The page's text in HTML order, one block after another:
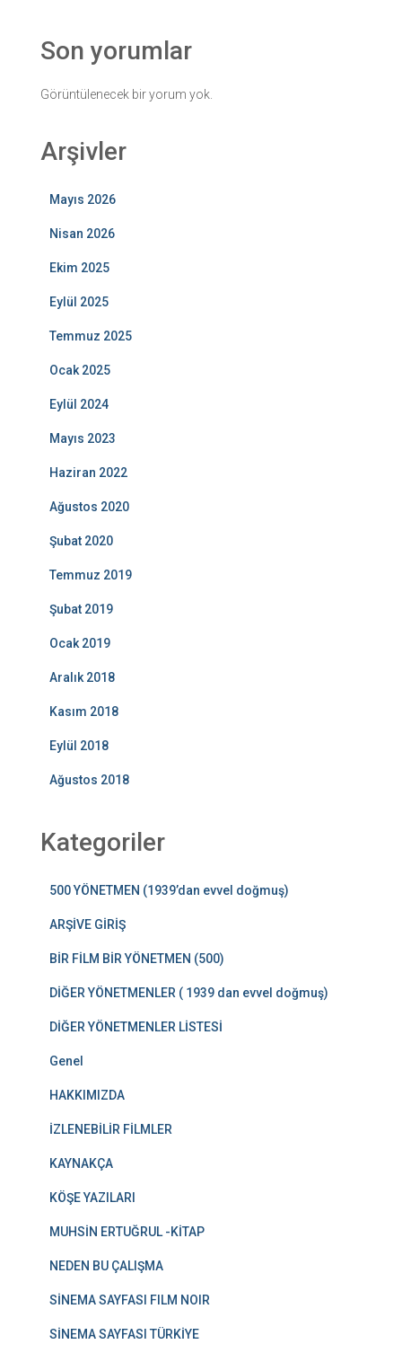
Son yorumlar
Görüntülenecek bir yorum yok.
Arşivler
Mayıs 2026
Nisan 2026
Ekim 2025
Eylül 2025
Temmuz 2025
Ocak 2025
Eylül 2024
Mayıs 2023
Haziran 2022
Ağustos 2020
Şubat 2020
Temmuz 2019
Şubat 2019
Ocak 2019
Aralık 2018
Kasım 2018
Eylül 2018
Ağustos 2018
Kategoriler
500 YÖNETMEN (1939’dan evvel doğmuş)
ARŞİVE GİRİŞ
BİR FİLM BİR YÖNETMEN (500)
DİĞER YÖNETMENLER ( 1939 dan evvel doğmuş)
DİĞER YÖNETMENLER LİSTESİ
Genel
HAKKIMIZDA
İZLENEBİLİR FİLMLER
KAYNAKÇA
KÖŞE YAZILARI
MUHSİN ERTUĞRUL -KİTAP
NEDEN BU ÇALIŞMA
SİNEMA SAYFASI FILM NOIR
SİNEMA SAYFASI TÜRKİYE